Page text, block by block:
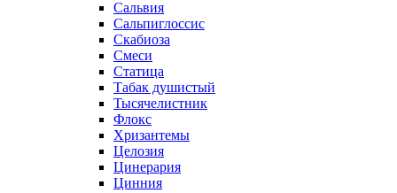
Сальвия
Сальпиглоссис
Скабиоза
Смеси
Статица
Табак душистый
Тысячелистник
Флокс
Хризантемы
Целозия
Цинерария
Цинния